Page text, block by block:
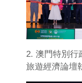
2. 澳門特別行
旅遊經濟論壇